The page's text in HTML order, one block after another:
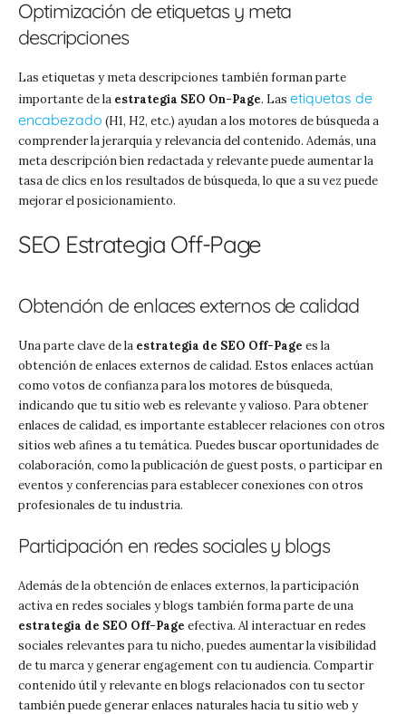
Optimización de etiquetas y meta
descripciones
Las etiquetas y meta descripciones también forman parte
importante de la estrategia SEO On-Page. Las etiquetas de
encabezado (H1, H2, etc.) ayudan a los motores de búsqueda a
comprender la jerarquía y relevancia del contenido. Además, una
meta descripción bien redactada y relevante puede aumentar la
tasa de clics en los resultados de búsqueda, lo que a su vez puede
mejorar el posicionamiento.
SEO Estrategia Off-Page
Obtención de enlaces externos de calidad
Una parte clave de la estrategia de SEO Off-Page es la
obtención de enlaces externos de calidad. Estos enlaces actúan
como votos de confianza para los motores de búsqueda,
indicando que tu sitio web es relevante y valioso. Para obtener
enlaces de calidad, es importante establecer relaciones con otros
sitios web afines a tu temática. Puedes buscar oportunidades de
colaboración, como la publicación de guest posts, o participar en
eventos y conferencias para establecer conexiones con otros
profesionales de tu industria.
Participación en redes sociales y blogs
Además de la obtención de enlaces externos, la participación
activa en redes sociales y blogs también forma parte de una
estrategia de SEO Off-Page efectiva. Al interactuar en redes
sociales relevantes para tu nicho, puedes aumentar la visibilidad
de tu marca y generar engagement con tu audiencia. Compartir
contenido útil y relevante en blogs relacionados con tu sector
también puede generar enlaces naturales hacia tu sitio web y